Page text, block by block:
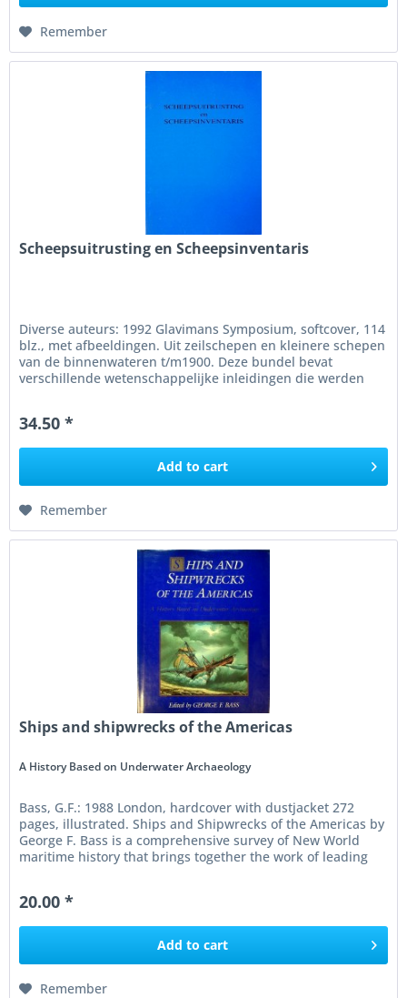
Remember
Scheepsuitrusting en Scheepsinventaris
Diverse auteurs: 1992 Glavimans Symposium, softcover, 114
blz., met afbeeldingen. Uit zeilschepen en kleinere schepen
van de binnenwateren t/m1900. Deze bundel bevat
verschillende wetenschappelijke inleidingen die werden
34.50 *
Add to cart
Remember
Ships and shipwrecks of the Americas
A History Based on Underwater Archaeology
Bass, G.F.: 1988 London, hardcover with dustjacket 272
pages, illustrated. Ships and Shipwrecks of the Americas by
George F. Bass is a comprehensive survey of New World
maritime history that brings together the work of leading
20.00 *
Add to cart
Remember